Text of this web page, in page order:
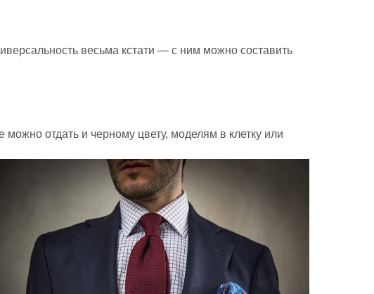
весьма кстати — с ним можно составить
отдать и черному цвету, моделям в клетку или